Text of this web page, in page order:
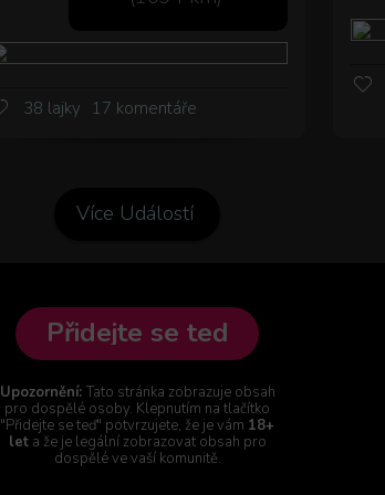
38 lajky 17 komentáře
Více Událostí
Přidejte se teď
Upozornění: Tato stránka zobrazuje obsah
pro dospělé osoby. Klepnutím na tlačítko
"Přidejte se teď" potvrzujete, že je vám 18+
leta že je legální zobrazovat obsah pro
dospělé ve vaší komunitě.